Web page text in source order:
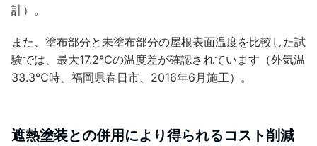
計）。
また、塗布部分と未塗布部分の屋根表面温度を比較した試
験では、最大17.2℃の温度差が確認されています（外気温
33.3℃時、福岡県春日市、2016年6月施工）。
遮熱塗装との併用により得られるコスト削減